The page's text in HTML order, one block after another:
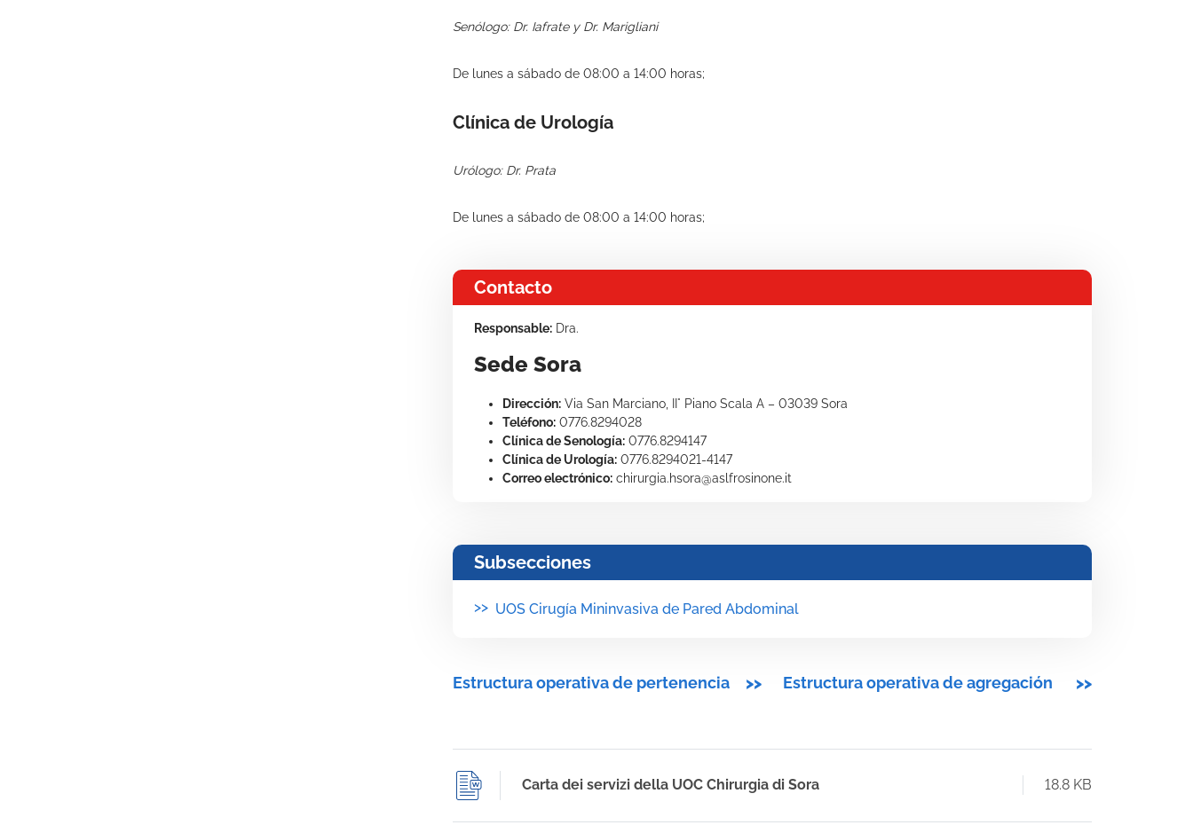
Senólogo: Dr. Iafrate y Dr. Marigliani
De lunes a sábado de 08:00 a 14:00 horas;
Clínica de Urología
Urólogo: Dr. Prata
De lunes a sábado de 08:00 a 14:00 horas;
Contacto
Responsable: Dra.
Sede Sora
Dirección: Via San Marciano, II° Piano Scala A – 03039 Sora
Teléfono: 0776.8294028
Clínica de Senología: 0776.8294147
Clínica de Urología: 0776.8294021-4147
Correo electrónico: chirurgia.hsora@aslfrosinone.it
Subsecciones
>> UOS Cirugía Mininvasiva de Pared Abdominal
Estructura operativa de pertenencia >> Estructura operativa de agregación >>
Carta dei servizi della UOC Chirurgia di Sora 18.8 KB